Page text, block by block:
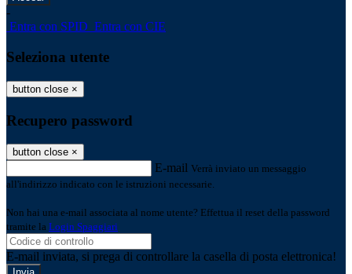
-
Entra con SPID Entra con CIE
Seleziona utente
button close ×
Recupero password
button close ×
E-mail Verrà inviato un messaggio
all'indirizzo indicato con le istruzioni necessarie.
Non hai una e-mail associata al nome utente? Effettua il reset della password
tramite la Login Spaggiari
E-mail inviata, si prega di controllare la casella di posta elettronica!